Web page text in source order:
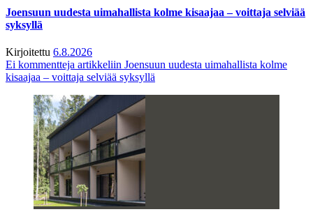
Joensuun uudesta uimahallista kolme kisaajaa – voittaja selviää
syksyllä
Kirjoitettu 6.8.2026
Ei kommentteja artikkeliin Joensuun uudesta uimahallista kolme
kisaajaa – voittaja selviää syksyllä